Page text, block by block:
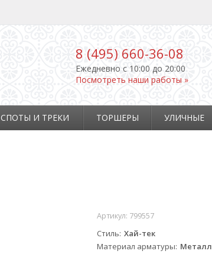
8 (495) 660-36-08
Ежедневно c 10:00 до 20:00
Посмотреть наши работы »
СПОТЫ И ТРЕКИ ТОРШЕРЫ УЛИЧНЫЕ
Артикул: 799557
Стиль Хай-тек
Материал арматуры Металл